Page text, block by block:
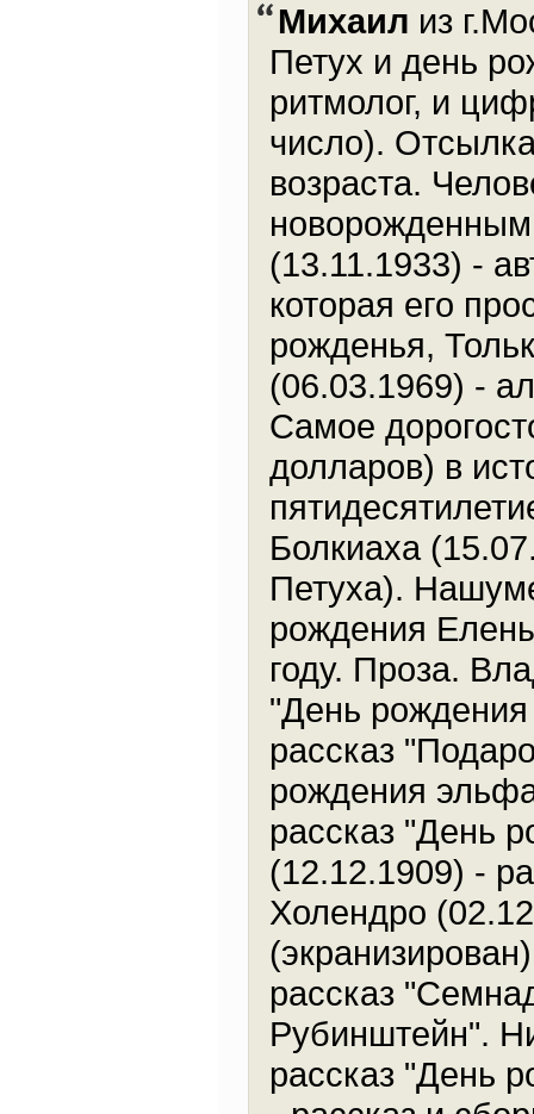
Михаил из
Петух и день
ритмолог, и
число).
возраста.
(13.11.1933) -
которая его
рожденья,
(06.03.1969) -
Самое
долларов) в
Болкиаха
Петуха).
рождения
году. Проза.
"День
рассказ
рождения
рассказ "День
(12.12.1909) -
Холендро
рассказ
Рубинштейн".
рассказ "День